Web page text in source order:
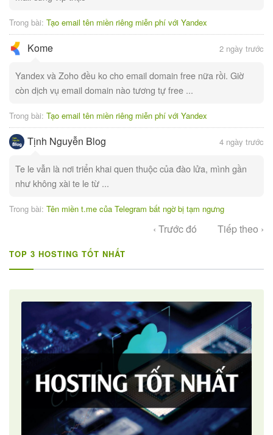
Trong bài: Tạo email tên miền riêng miễn phí với Yandex
Kome 2 ngày trước
Yandex và Zoho đều ko cho email domain free nữa rồi. Giờ
còn dịch vụ email domain nào tương tự free ...
Trong bài: Tạo email tên miền riêng miễn phí với Yandex
Tịnh Nguyễn Blog 4 ngày trước
Te le vẫn là nơi triển khai quen thuộc của đào lửa, mình gần
như không xài te le từ ...
Trong bài: Tên miền t.me của Telegram bất ngờ bị tạm ngưng
‹ Trước đó Tiếp theo ›
TOP 3 HOSTING TỐT NHẤT